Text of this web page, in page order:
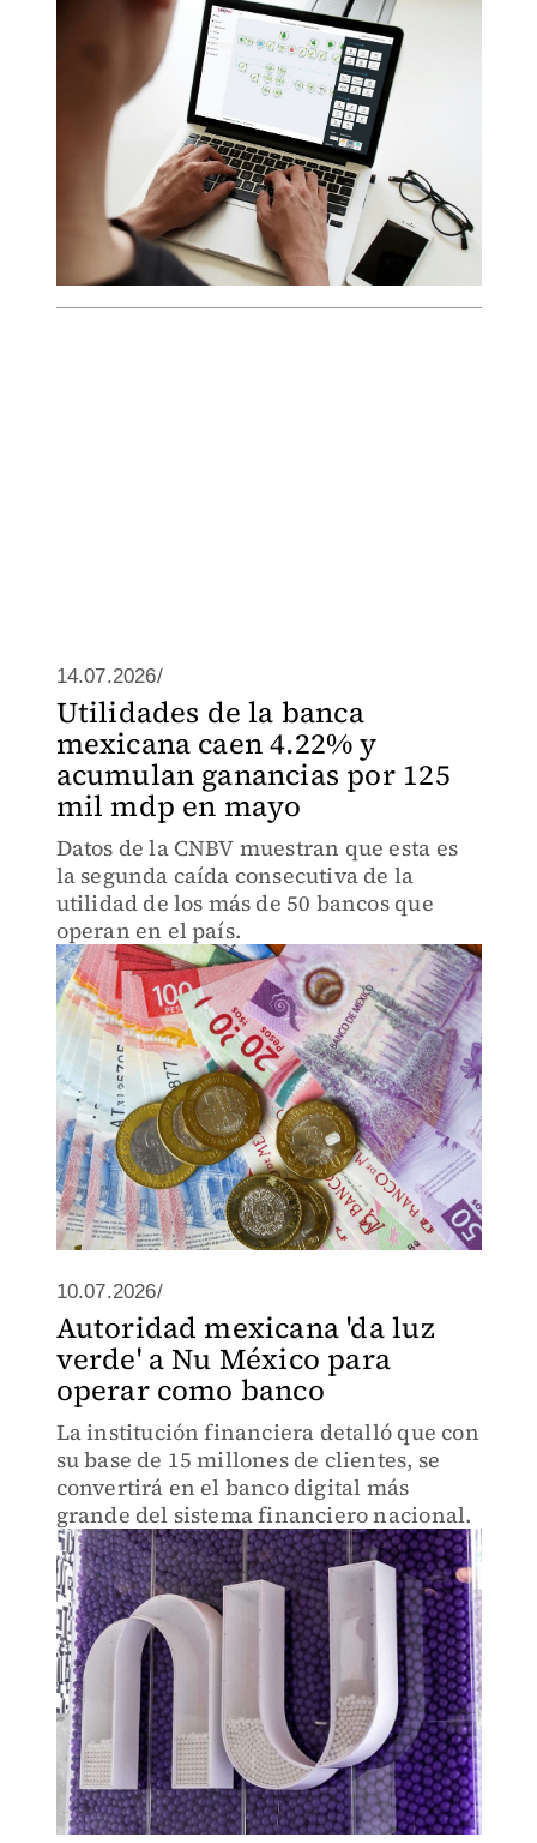
14.07.2026/
Utilidades de la banca
mexicana caen 4.22% y
acumulan ganancias por 125
mil mdp en mayo
Datos de la CNBV muestran que esta es
la segunda caída consecutiva de la
utilidad de los más de 50 bancos que
operan en el país.
10.07.2026/
Autoridad mexicana 'da luz
verde' a Nu México para
operar como banco
La institución financiera detalló que con
su base de 15 millones de clientes, se
convertirá en el banco digital más
grande del sistema financiero nacional.